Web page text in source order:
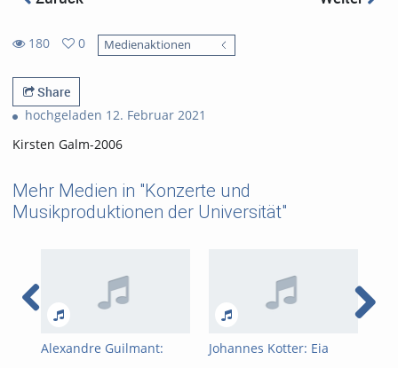
180
views
0
favorites
Medienaktionen
Share
hochgeladen 12. Februar 2021
Kirsten Galm-2006
Mehr Medien in "Konzerte und
Musikproduktionen der Universität"
Alexandre Guilmant:
Johannes Kotter: Eia